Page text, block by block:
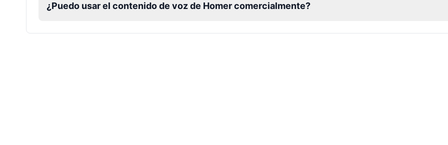
¿Puedo usar el contenido de voz de Homer comercialmente?